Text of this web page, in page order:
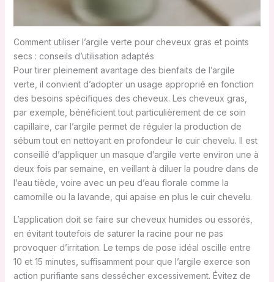
Comment utiliser l’argile verte pour cheveux gras et points
secs : conseils d’utilisation adaptés
Pour tirer pleinement avantage des bienfaits de l’argile
verte, il convient d’adopter un usage approprié en fonction
des besoins spécifiques des cheveux. Les cheveux gras,
par exemple, bénéficient tout particulièrement de ce soin
capillaire, car l’argile permet de réguler la production de
sébum tout en nettoyant en profondeur le cuir chevelu. Il est
conseillé d’appliquer un masque d’argile verte environ une à
deux fois par semaine, en veillant à diluer la poudre dans de
l’eau tiède, voire avec un peu d’eau florale comme la
camomille ou la lavande, qui apaise en plus le cuir chevelu.
L’application doit se faire sur cheveux humides ou essorés,
en évitant toutefois de saturer la racine pour ne pas
provoquer d’irritation. Le temps de pose idéal oscille entre
10 et 15 minutes, suffisamment pour que l’argile exerce son
action purifiante sans dessécher excessivement. Évitez de